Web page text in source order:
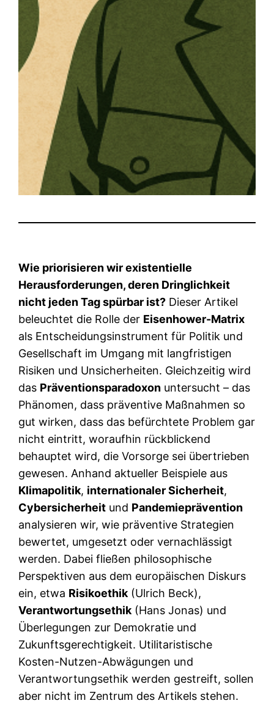
Wie priorisieren wir existentielle
Herausforderungen, deren Dringlichkeit
nicht jeden Tag spürbar ist? Dieser Artikel
beleuchtet die Rolle der Eisenhower-Matrix
als Entscheidungsinstrument für Politik und
Gesellschaft im Umgang mit langfristigen
Risiken und Unsicherheiten. Gleichzeitig wird
das Präventionsparadoxon untersucht – das
Phänomen, dass präventive Maßnahmen so
gut wirken, dass das befürchtete Problem gar
nicht eintritt, woraufhin rückblickend
behauptet wird, die Vorsorge sei übertrieben
gewesen. Anhand aktueller Beispiele aus
Klimapolitik, internationaler Sicherheit,
Cybersicherheit und Pandemieprävention
analysieren wir, wie präventive Strategien
bewertet, umgesetzt oder vernachlässigt
werden. Dabei fließen philosophische
Perspektiven aus dem europäischen Diskurs
ein, etwa Risikoethik (Ulrich Beck),
Verantwortungsethik (Hans Jonas) und
Überlegungen zur Demokratie und
Zukunftsgerechtigkeit. Utilitaristische
Kosten-Nutzen-Abwägungen und
Verantwortungsethik werden gestreift, sollen
aber nicht im Zentrum des Artikels stehen.